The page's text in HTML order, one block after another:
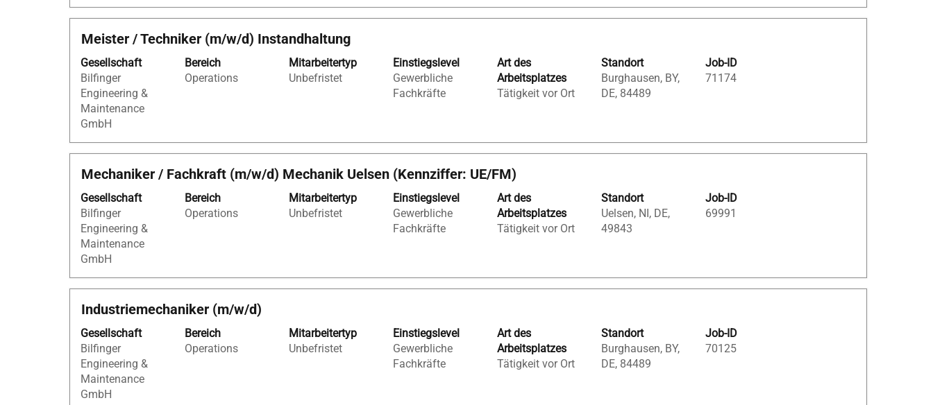
66
angezeigt
Verwenden
die
zu
navigieren.
Wählen
anzuzeigen.
vollständig
anzuzeigen.
Stellenbezeichnung
Meister / Techniker (m/w/d) Instandhaltung
Gesellschaft
Bilfinger
Engineering &
Maintenance
GmbH
Bereich
Operations
Mitarbeitertyp
Unbefristet
Einstiegslevel
Gewerbliche
Fachkräfte
Art des
Arbeitsplatzes
Tätigkeit vor Ort
Standort
Burghausen, BY,
DE, 84489
Job-ID
71174
Drücken
die
Leertaste,
um
die
Stelleninformationen
vollständig
anzuzeigen.
Stellenbezeichnung
Mechaniker / Fachkraft (m/w/d) Mechanik Uelsen (Kennziffer: UE/FM)
Gesellschaft
Bilfinger
Engineering &
Maintenance
GmbH
Bereich
Operations
Mitarbeitertyp
Unbefristet
Einstiegslevel
Gewerbliche
Fachkräfte
Art des
Arbeitsplatzes
Tätigkeit vor Ort
Standort
Uelsen, NI, DE,
49843
Job-ID
69991
Drücken
die
Leertaste,
um
die
Stelleninformationen
vollständig
anzuzeigen.
Stellenbezeichnung
Industriemechaniker (m/w/d)
Gesellschaft
Bilfinger
Engineering &
Maintenance
GmbH
Bereich
Operations
Mitarbeitertyp
Unbefristet
Einstiegslevel
Gewerbliche
Fachkräfte
Art des
Arbeitsplatzes
Tätigkeit vor Ort
Standort
Burghausen, BY,
DE, 84489
Job-ID
70125
Drücken
die
Leertaste,
um
die
Stelleninformationen